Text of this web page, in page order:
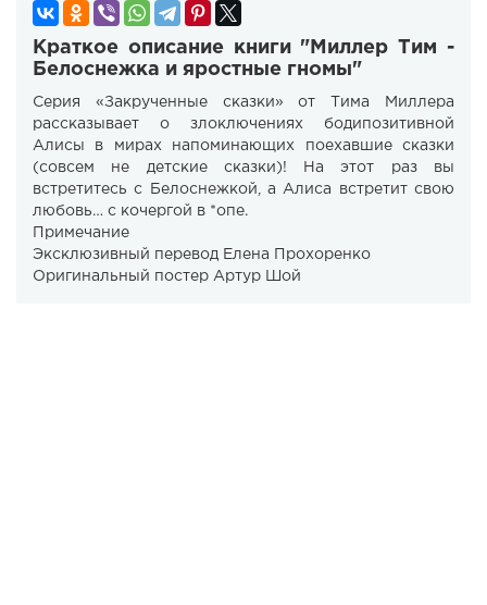
Краткое описание книги "Миллер Тим -
Белоснежка и яростные гномы"
Серия «Закрученные сказки» от Тима Миллера
рассказывает о злоключениях бодипозитивной
Алисы в мирах напоминающих поехавшие сказки
(совсем не детские сказки)! На этот раз вы
встретитесь с Белоснежкой, а Алиса встретит свою
любовь… с кочергой в *опе.
Примечание
Эксклюзивный перевод Елена Прохоренко
Оригинальный постер Артур Шой